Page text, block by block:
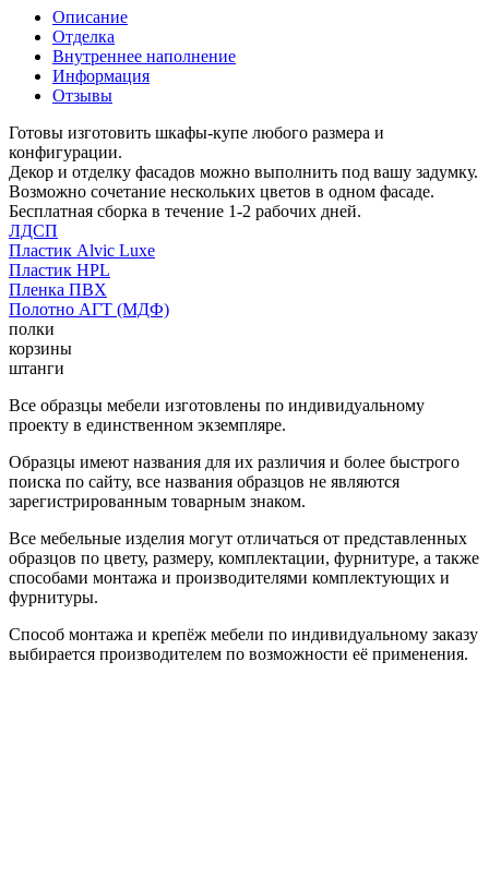
Описание
Отделка
Внутреннее наполнение
Информация
Отзывы
Готовы изготовить шкафы-купе любого размера и
конфигурации.
Декор и отделку фасадов можно выполнить под вашу задумку.
Возможно сочетание нескольких цветов в одном фасаде.
Бесплатная сборка в течение 1-2 рабочих дней.
ЛДСП
Пластик Alvic Luxe
Пластик HPL
Пленка ПВХ
Полотно АГТ (МДФ)
полки
корзины
штанги
Все образцы мебели изготовлены по индивидуальному
проекту в единственном экземпляре.
Образцы имеют названия для их различия и более быстрого
поиска по сайту, все названия образцов не являются
зарегистрированным товарным знаком.
Все мебельные изделия могут отличаться от представленных
образцов по цвету, размеру, комплектации, фурнитуре, а также
способами монтажа и производителями комплектующих и
фурнитуры.
Способ монтажа и крепёж мебели по индивидуальному заказу
выбирается производителем по возможности её применения.